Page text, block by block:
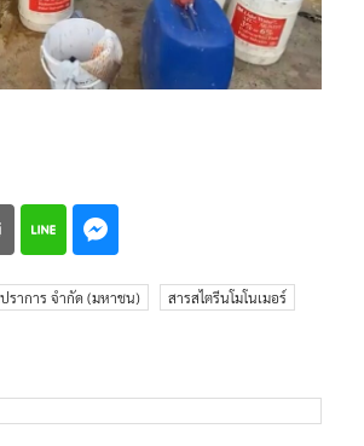
ราการ จำกัด (มหาชน)
สารสไตรีนโมโนเมอร์